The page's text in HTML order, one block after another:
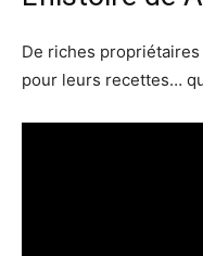
De riches
pour leurs recettes…